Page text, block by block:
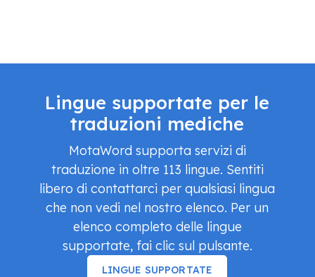
Lingue supportate per le
traduzioni mediche
MotaWord supporta servizi di
traduzione in oltre 113 lingue. Sentiti
libero di contattarci per qualsiasi lingua
che non vedi nel nostro elenco. Per un
elenco completo delle lingue
supportate, fai clic sul pulsante.
LINGUE SUPPORTATE